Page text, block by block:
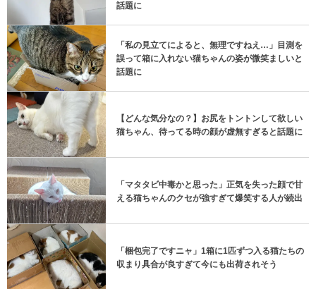
話題に
「私の見立てによると、無理ですねえ…」目測を
誤って箱に入れない猫ちゃんの姿が微笑ましいと
話題に
【どんな気分なの？】お尻をトントンして欲しい
猫ちゃん、待ってる時の顔が虚無すぎると話題に
「マタタビ中毒かと思った」正気を失った顔で甘
える猫ちゃんのクセが強すぎて爆笑する人が続出
「梱包完了ですニャ」1箱に1匹ずつ入る猫たちの
収まり具合が良すぎて今にも出荷されそう